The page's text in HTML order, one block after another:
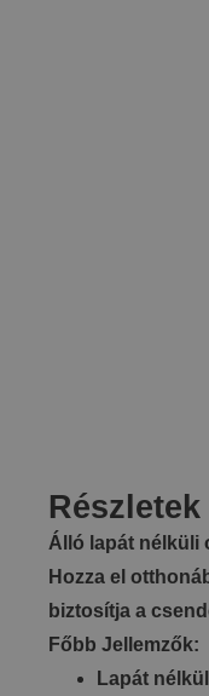
Részletek
Álló lapát nélküli
Hozza el
biztosítja a
Főbb Jellemzők:
Lapát